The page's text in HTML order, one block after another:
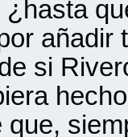
añadir
si
que,